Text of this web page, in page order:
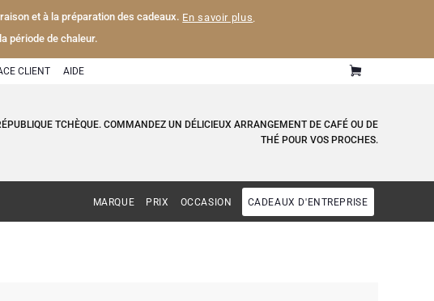
et à la préparation des cadeaux. En savoir plus.
période de chaleur.
CLIENT AIDE
TCHÈQUE. COMMANDEZ UN DÉLICIEUX ARRANGEMENT DE CAFÉ OU DE
THÉ POUR VOS PROCHES.
MARQUE PRIX OCCASION CADEAUX D'ENTREPRISE